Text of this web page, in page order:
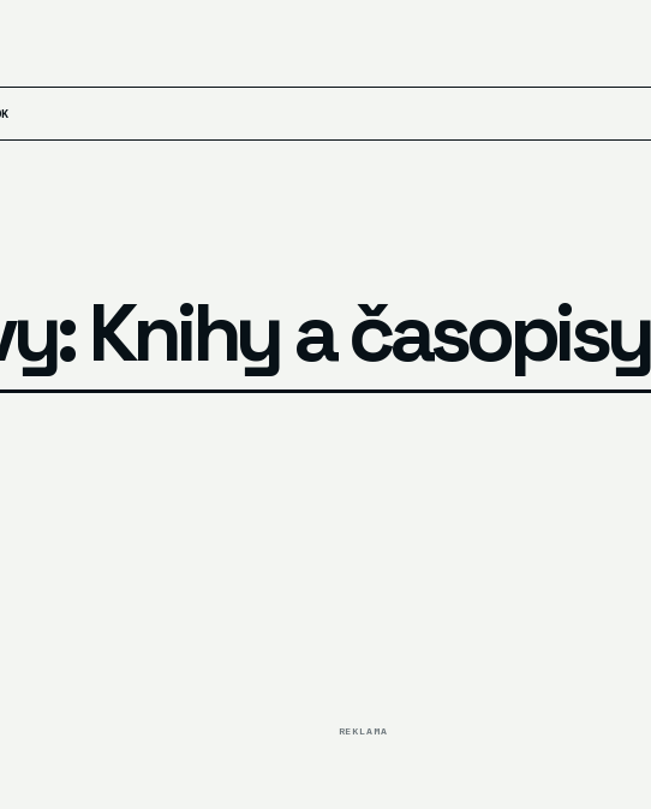
Knihy a časopisy
REKLAMA